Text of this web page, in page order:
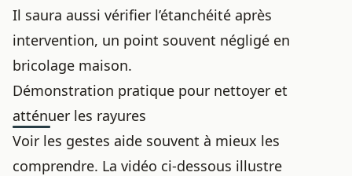
Il saura aussi vérifier l’étanchéité après
intervention, un point souvent négligé en
bricolage maison.
Démonstration pratique pour nettoyer et
atténuer les rayures
Voir les gestes aide souvent à mieux les
comprendre. La vidéo ci-dessous illustre